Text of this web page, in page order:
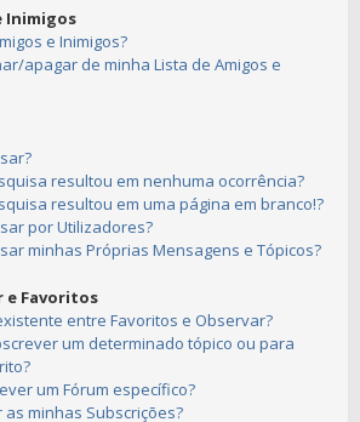
Inimigos
e Inimigos?
apagar de minha Lista de Amigos e
resultou em nenhuma ocorrência?
resultou em uma página em branco!?
por Utilizadores?
minhas Próprias Mensagens e Tópicos?
e Favoritos
entre Favoritos e Observar?
um determinado tópico ou para
um Fórum específico?
minhas Subscrições?